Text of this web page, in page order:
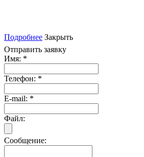
Подробнее Закрыть
Отправить заявку
Имя: *
Телефон: *
E-mail: *
Файл:
Сообщение: